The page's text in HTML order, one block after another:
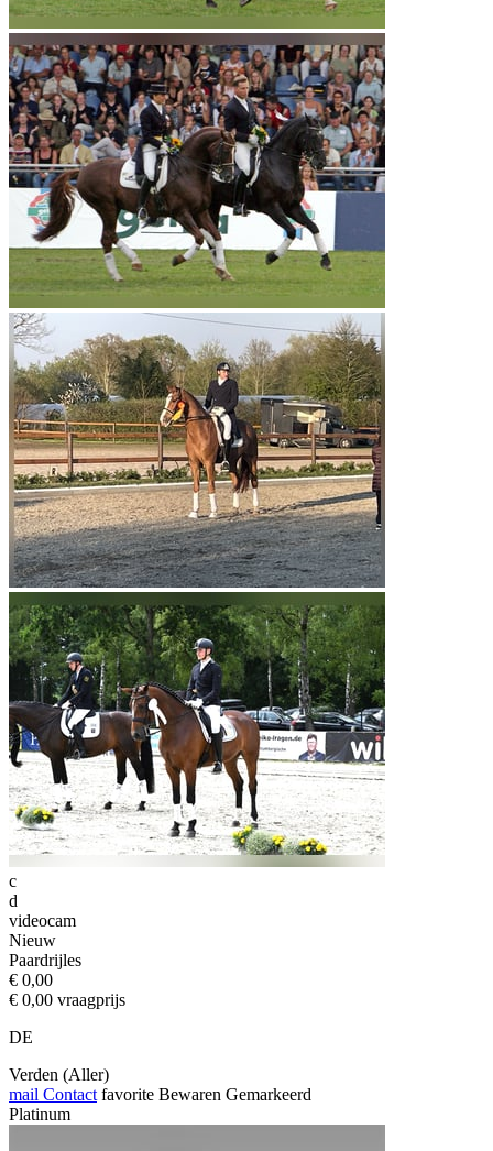
c
d
videocam
Nieuw
Paardrijles
€ 0,00
€ 0,00 vraagprijs
DE
Verden (Aller)
mail Contact favorite Bewaren Gemarkeerd
Platinum